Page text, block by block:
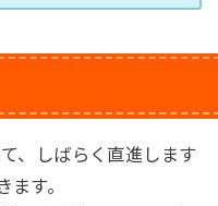
、しばらく直進します
す。